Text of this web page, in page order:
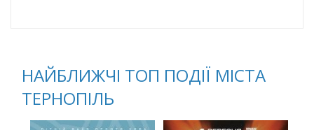
НАЙБЛИЖЧІ ТОП ПОДІЇ МІСТА
ТЕРНОПІЛЬ